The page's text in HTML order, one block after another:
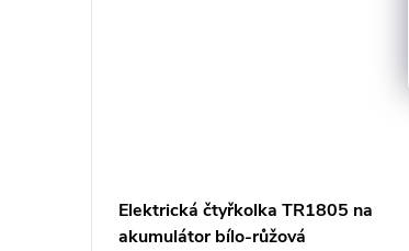
Elektrická čtyřkolka TR1805 na
akumulátor bílo-růžová